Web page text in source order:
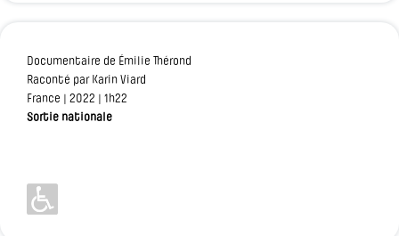
Documentaire de Émilie Thérond
Raconté par Karin Viard
France | 2022 | 1h22
Sortie nationale